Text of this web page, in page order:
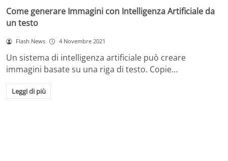
Come generare Immagini con Intelligenza Artificiale da
un testo
Flash News 4 Novembre 2021
Un sistema di intelligenza artificiale può creare
immagini basate su una riga di testo. Copie…
Leggi di più